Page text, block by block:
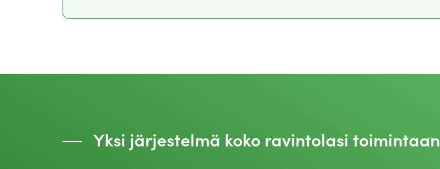
Yksi järjestelmä koko ravintolasi toimintaan